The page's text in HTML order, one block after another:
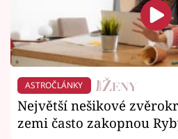
ASTROČLÁNKY
Největší nešikové
zemi často zakopnou